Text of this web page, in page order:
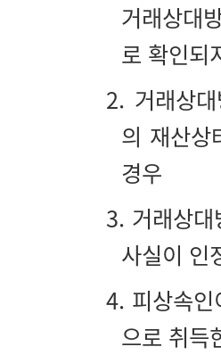
거래상대
로 확인되
2. 거래상
의 재산상
경우
3. 거래상
사실이 인
4. 피상속
으로 취득